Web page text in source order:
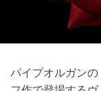
パイプオルガン